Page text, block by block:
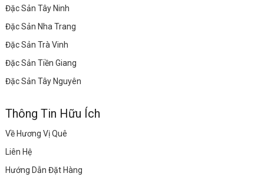
Đặc Sản Tây Ninh
Đặc Sản Nha Trang
Đặc Sản Trà Vinh
Đặc Sản Tiền Giang
Đặc Sản Tây Nguyên
Thông Tin Hữu Ích
Về Hương Vị Quê
Liên Hệ
Hướng Dẫn Đặt Hàng